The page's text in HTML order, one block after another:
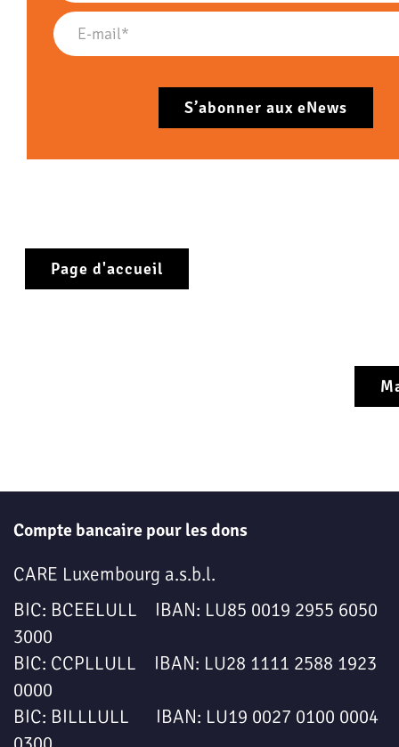
Page d'accueil
Compte bancaire pour les dons
CARE Luxembourg a.s.b.l.
BIC: BCEELULL IBAN: LU85 0019 2955 6050
3000
BIC: CCPLLULL IBAN: LU28 1111 2588 1923
0000
BIC: BILLLULL IBAN: LU19 0027 0100 0004